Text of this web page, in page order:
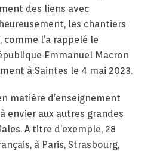
des liens avec
les chantiers
l’a rappelé le
Emmanuel Macron
à Saintes le 4 mai 2023.
matière d’enseignement
envier aux autres grandes
A titre d’exemple, 28
à Paris, Strasbourg,